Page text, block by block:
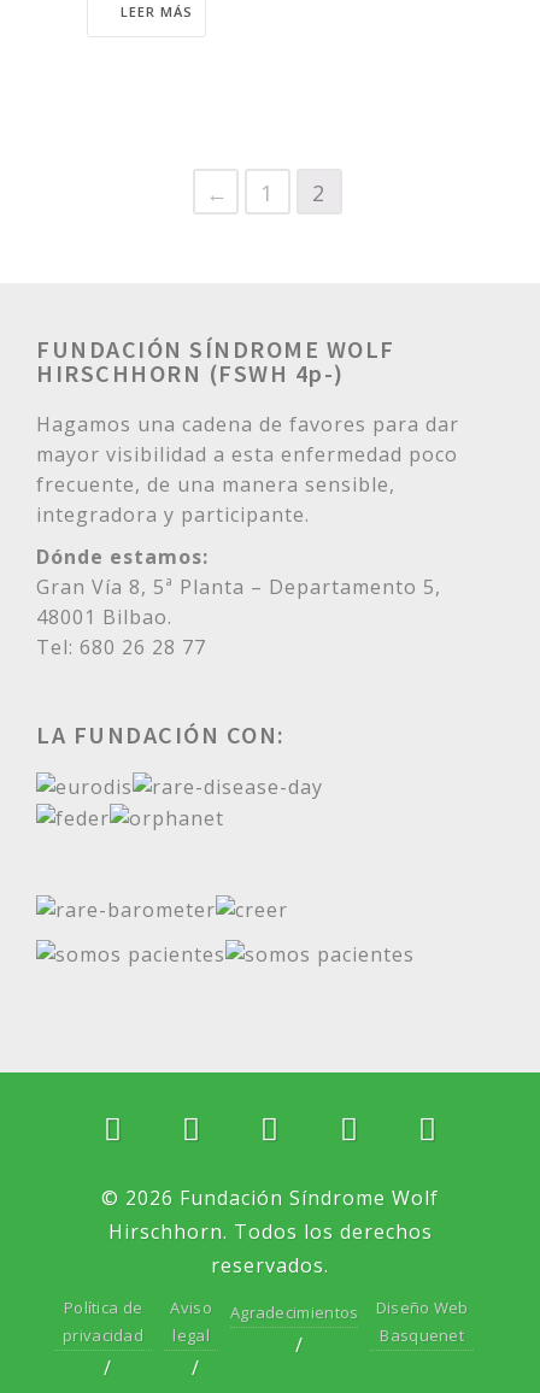
LEER MÁS
← 1 2
FUNDACIÓN SÍNDROME WOLF
HIRSCHHORN (FSWH 4p-)
Hagamos una cadena de favores para dar
mayor visibilidad a esta enfermedad poco
frecuente, de una manera sensible,
integradora y participante.
Dónde estamos:
Gran Vía 8, 5ª Planta – Departamento 5,
48001 Bilbao.
Tel: 680 26 28 77
LA FUNDACIÓN CON:
© 2026 Fundación Síndrome Wolf
Hirschhorn. Todos los derechos
reservados.
Política de
privacidad
Aviso
legal
Agradecimientos
Diseño Web
Basquenet